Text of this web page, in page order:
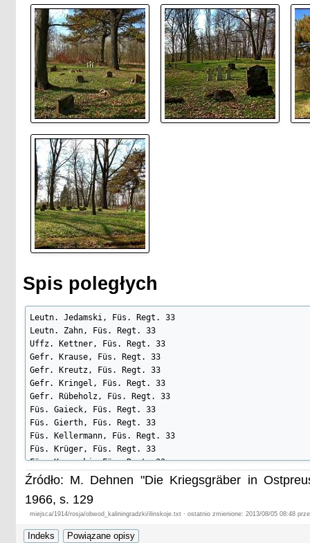
Spis poległych
Leutn. Jedamski, Füs. Regt. 33
Leutn. Zahn, Füs. Regt. 33
Uffz. Kettner, Füs. Regt. 33
Gefr. Krause, Füs. Regt. 33
Gefr. Kreutz, Füs. Regt. 33
Gefr. Kringel, Füs. Regt. 33
Gefr. Rübeholz, Füs. Regt. 33
Füs. Gaieck, Füs. Regt. 33
Füs. Gierth, Füs. Regt. 33
Füs. Kellermann, Füs. Regt. 33
Füs. Krüger, Füs. Regt. 33
Füs. Kurowski, Füs. Regt. 33
Füs. Müller, 4. Komp. Füs. Regt. 33
Füs. Müller, 10. Komp. Füs. Regt. 33
Füs. Reh, Füs. Regt. 33
Füs. Roschberg, Füs. Regt. 33
Füs. Saager, Füs. Regt. 33
Füs. Tunat [Gefr. Rudat?], Füs. Regt. 33
Źródło: M. Dehnen "Die Kriegsgräber in
1966, s. 129
miejsca/1914/rosja/obwod_kaliningradzki/ilinskoje.txt · ostatnio zmienione: 2013/08/05 08:48